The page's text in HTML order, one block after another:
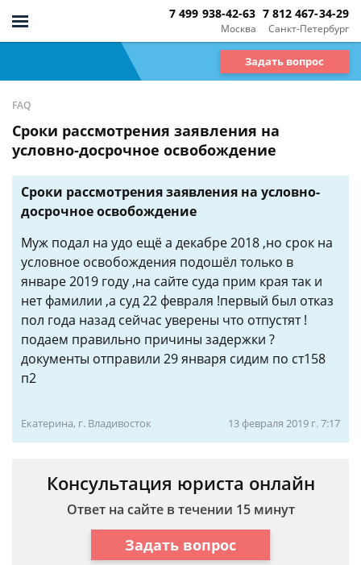
Москва
7 499 938-42-63
Санкт-Петербург
7 812 467-34-29
Задать вопрос
FAQ
Сроки рассмотрения заявления на
условно-досрочное освобождение
Сроки рассмотрения заявления на условно-
досрочное освобождение
Муж подал на удо ещё а декабре 2018 ,но срок на
условное освобождения подошёл только в
январе 2019 году ,на сайте суда прим края так и
нет фамилии ,а суд 22 февраля !первый был отказ
пол года назад сейчас уверены что отпустят !
подаем правильно причины задержки ?
документы отправили 29 января сидим по ст158
п2
Екатерина, г. Владивосток 13 февраля 2019 г. 7:17
Консультация юриста онлайн
Ответ на сайте в течении 15 минут
Задать вопрос